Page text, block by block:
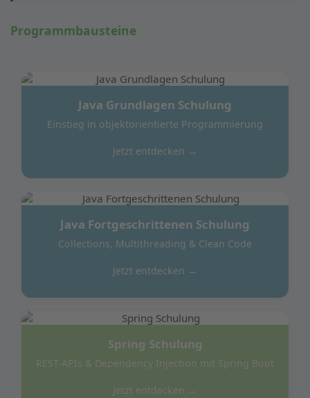
Programmbausteine
Java Grundlagen Schulung
Einstieg in objektorientierte Programmierung
Jetzt entdecken →
Java Fortgeschrittenen Schulung
Collections, Multithreading & Clean Code
Jetzt entdecken →
Spring Schulung
REST-APIs & Dependency Injection mit Spring Boot
Jetzt entdecken →